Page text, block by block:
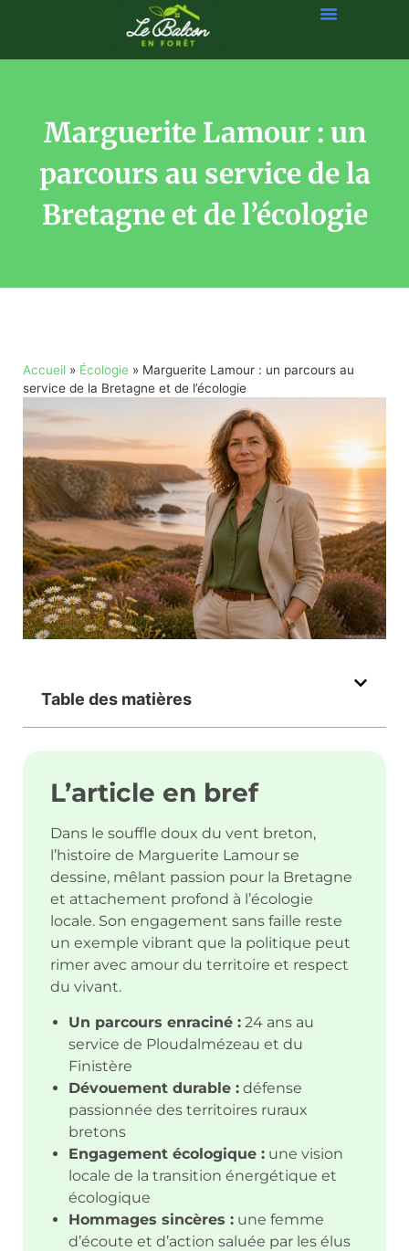
Marguerite Lamour : un
parcours au service de la
Bretagne et de l’écologie
Accueil » Écologie » Marguerite Lamour : un parcours au
service de la Bretagne et de l’écologie
Table des matières
L’article en bref
Dans le souffle doux du vent breton,
l’histoire de Marguerite Lamour se
dessine, mêlant passion pour la Bretagne
et attachement profond à l’écologie
locale. Son engagement sans faille reste
un exemple vibrant que la politique peut
rimer avec amour du territoire et respect
du vivant.
Un parcours enraciné : 24 ans au
service de Ploudalmézeau et du
Finistère
Dévouement durable : défense
passionnée des territoires ruraux
bretons
Engagement écologique : une vision
locale de la transition énergétique et
écologique
Hommages sincères : une femme
d’écoute et d’action saluée par les élus